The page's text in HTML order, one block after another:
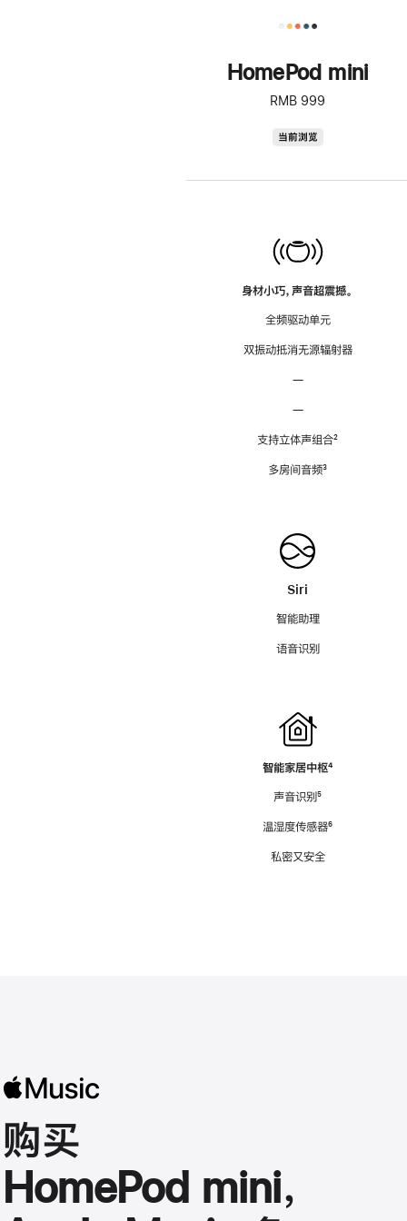
HomePod mini
RMB 999
当前浏览
身材小巧，声音超震撼。
全频驱动单元
双振动抵消无源辐射器
—
—
支持立体声组合脚
²
多房间音频脚
³
Siri
智能助理
语音识别
智能家居中枢脚
⁴
声音识别脚
⁵
温湿度传感器脚
⁶
私密又安全
购买
HomePod mini，